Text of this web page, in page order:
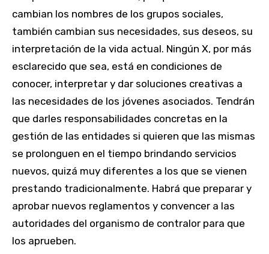
cambian los nombres de los grupos sociales,
también cambian sus necesidades, sus deseos, su
interpretación de la vida actual. Ningún X, por más
esclarecido que sea, está en condiciones de
conocer, interpretar y dar soluciones creativas a
las necesidades de los jóvenes asociados. Tendrán
que darles responsabilidades concretas en la
gestión de las entidades si quieren que las mismas
se prolonguen en el tiempo brindando servicios
nuevos, quizá muy diferentes a los que se vienen
prestando tradicionalmente. Habrá que preparar y
aprobar nuevos reglamentos y convencer a las
autoridades del organismo de contralor para que
los aprueben.